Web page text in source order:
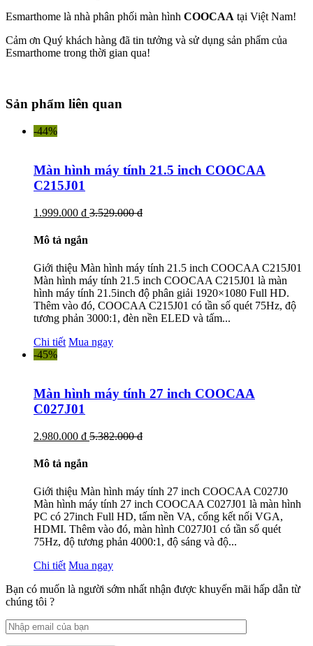
Esmarthome là nhà phân phối màn hình COOCAA tại Việt Nam!
Cảm ơn Quý khách hàng đã tin tưởng và sử dụng sản phẩm của
Esmarthome trong thời gian qua!
Sản phẩm liên quan
-44%
Màn hình máy tính 21.5 inch COOCAA
C215J01
1.999.000 đ 3.529.000 đ
Mô tả ngắn
Giới thiệu Màn hình máy tính 21.5 inch COOCAA C215J01
Màn hình máy tính 21.5 inch COOCAA C215J01 là màn
hình máy tính 21.5inch độ phân giải 1920×1080 Full HD.
Thêm vào đó, COOCAA C215J01 có tần số quét 75Hz, độ
tương phản 3000:1, đèn nền ELED và tấm...
Chi tiết Mua ngay
-45%
Màn hình máy tính 27 inch COOCAA
C027J01
2.980.000 đ 5.382.000 đ
Mô tả ngắn
Giới thiệu Màn hình máy tính 27 inch COOCAA C027J0
Màn hình máy tính 27 inch COOCAA C027J01 là màn hình
PC có 27inch Full HD, tấm nền VA, cổng kết nối VGA,
HDMI. Thêm vào đó, màn hình C027J01 có tần số quét
75Hz, độ tương phản 4000:1, độ sáng và độ...
Chi tiết Mua ngay
Bạn có muốn là người sớm nhất nhận được khuyến mãi hấp dẫn từ
chúng tôi ?